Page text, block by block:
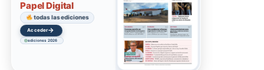
Papel Digital
todas las ediciones
Acceder→
ediciones 2026